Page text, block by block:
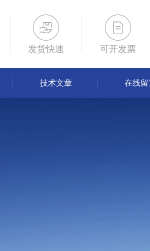
发货快速 可开发票
技术文章 在线留